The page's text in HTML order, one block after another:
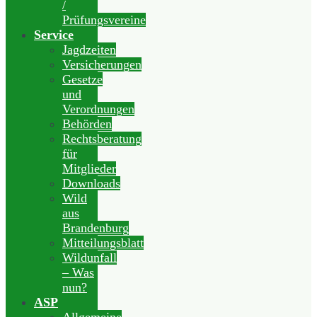
/
Prüfungsvereine
Service
Jagdzeiten
Versicherungen
Gesetze
und
Verordnungen
Behörden
Rechtsberatung
für
Mitglieder
Downloads
Wild
aus
Brandenburg
Mitteilungsblatt
Wildunfall
– Was
nun?
ASP